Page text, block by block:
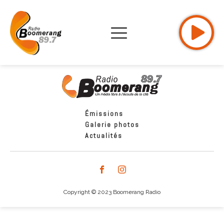
Émissions
Galerie photos
Actualités
Copyright © 2023 Boomerang Radio